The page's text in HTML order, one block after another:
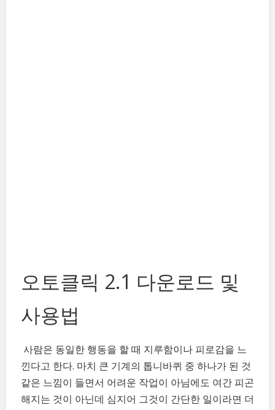
오토클릭 2.1 다운로드 및
사용법
사람은 동일한 행동을 할 때 지루함이나 피로감을 느
낀다고 한다. 마치 큰 기계의 톱니바퀴 중 하나가 된 것
같은 느낌이 들면서 어려운 작업이 아님에도 여간 피곤
해지는 것이 아닌데 심지어 그것이 간단한 일이라면 더